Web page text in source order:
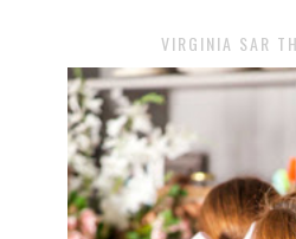
VIRGINIA SAR